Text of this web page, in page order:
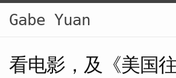
Gabe Yuan
看电影，及《美国往